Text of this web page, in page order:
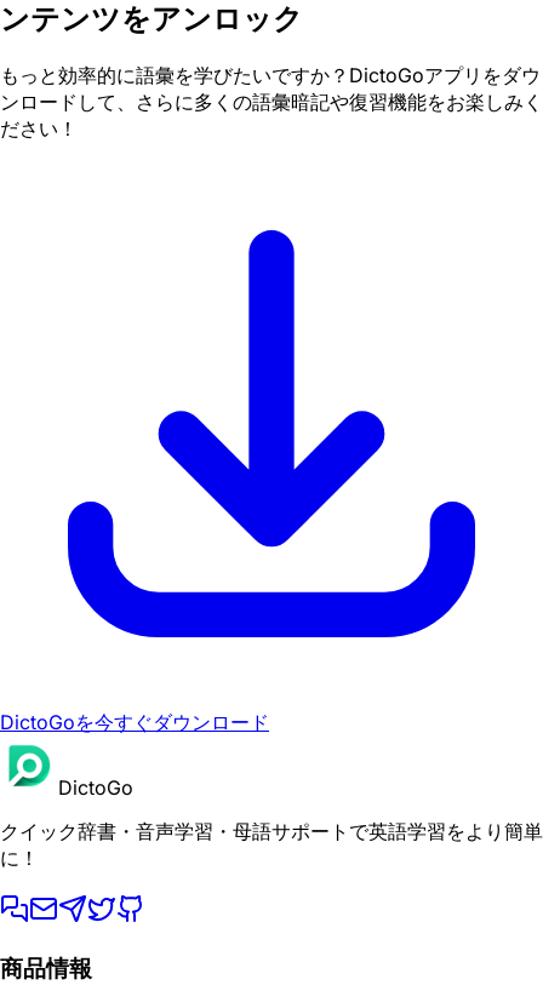
ンテンツをアンロック
もっと効率的に語彙を学びたいですか？DictoGoアプリをダウ
ンロードして、さらに多くの語彙暗記や復習機能をお楽しみく
ださい！
DictoGoを今すぐダウンロード
DictoGo
クイック辞書・音声学習・母語サポートで英語学習をより簡単
に！
商品情報